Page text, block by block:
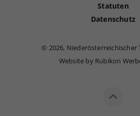
Statuten
Datenschutz
© 2026, Niederösterreichischer
Website by Rubikon